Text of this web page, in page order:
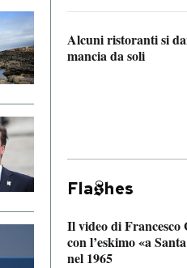
Alcuni ristoranti si
mancia da soli
Fla hes
Il video di Francesco
con l’eskimo «a
nel 1965